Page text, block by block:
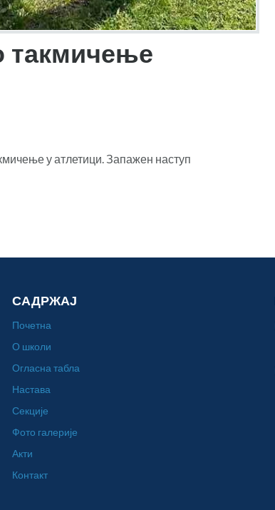
такмичење
у атлетици. Запажен наступ
САДРЖАЈ
Почетна
О школи
Огласна табла
Настава
Секције
Фото галерије
Акти
Контакт